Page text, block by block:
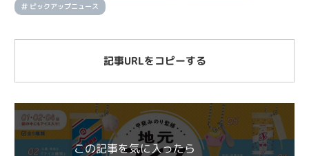
ピックアップニュース
記事URLをコピーする
この記事を気に入ったら